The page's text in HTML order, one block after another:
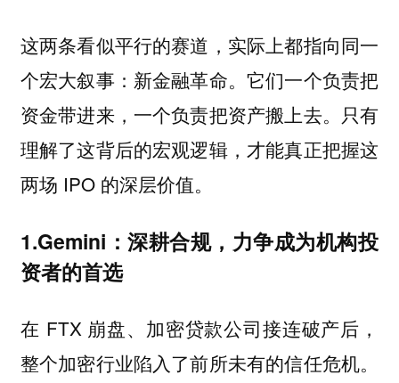
这两条看似平行的赛道，实际上都指向同一
个宏大叙事：新金融革命。它们一个负责把
资金带进来，一个负责把资产搬上去。只有
理解了这背后的宏观逻辑，才能真正把握这
两场 IPO 的深层价值。
1.Gemini：深耕合规，力争成为机构投
资者的首选
在 FTX 崩盘、加密贷款公司接连破产后，
整个加密行业陷入了前所未有的信任危机。